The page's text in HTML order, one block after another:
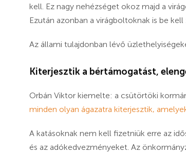
kell. Ez nagy nehézséget okoz majd a
Ezután azonban a virágboltoknak is be kell
Az állami tulajdonban lévő
Kiterjesztik a bértámogatást,
Orbán Viktor kiemelte: a csütörtöki
minden olyan ágazatra kiterjesztik,
A katásoknak nem kell fizetniük erre az
és az adókedvezményeket. Az